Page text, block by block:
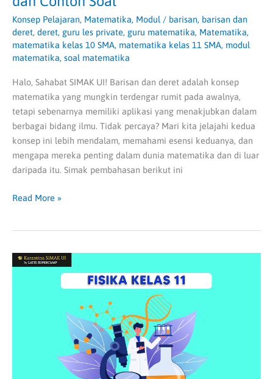
Konsep Pelajaran, Matematika, Modul / barisan, barisan dan
deret, deret, guru les private, guru matematika, Matematika,
matematika kelas 10 SMA, matematika kelas 11 SMA, modul
matematika, soal matematika
Halo, Sahabat SIMAK UI! Barisan dan deret adalah konsep
matematika yang mungkin terdengar rumit pada awalnya,
tetapi sebenarnya memiliki aplikasi yang menakjubkan dalam
berbagai bidang ilmu. Tidak percaya? Mari kita jelajahi kedua
konsep ini lebih mendalam, memahami esensi keduanya, dan
mengapa mereka penting dalam dunia matematika dan di luar
daripada itu. Simak pembahasan berikut ini
Read More »
Buku